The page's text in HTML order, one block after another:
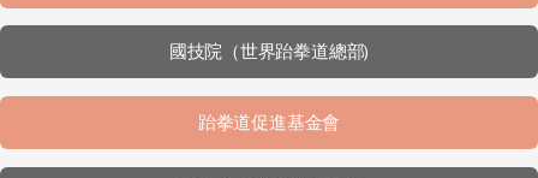
國技院（世界跆拳道總部)
跆拳道促進基金會